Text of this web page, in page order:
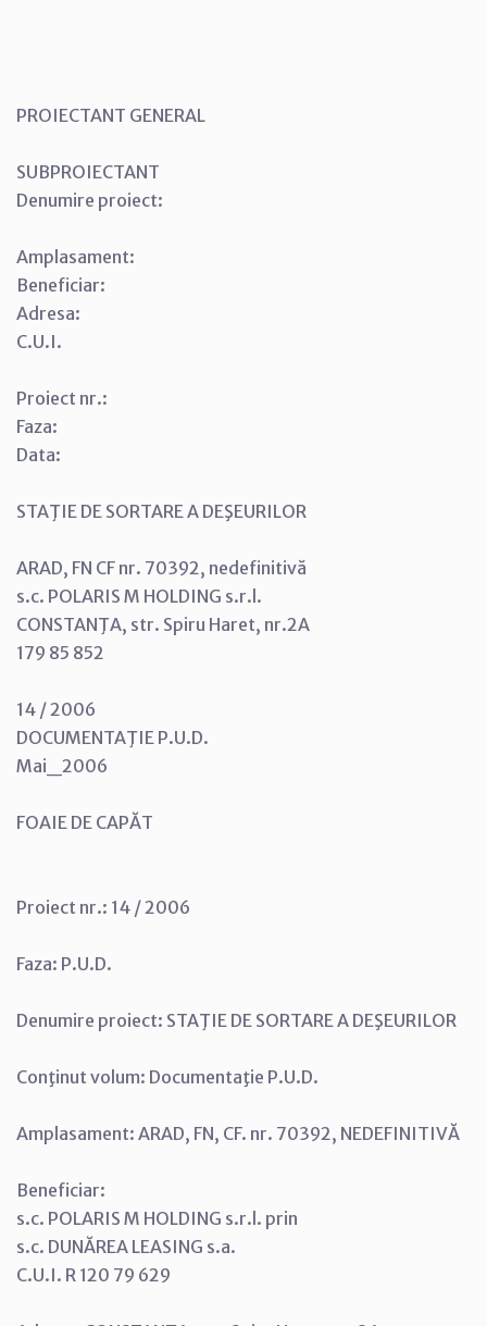
PROIECTANT GENERAL
SUBPROIECTANT
Denumire proiect:
Amplasament:
Beneficiar:
Adresa:
C.U.I.
Proiect nr.:
Faza:
Data:
STAŢIE DE SORTARE A DEŞEURILOR
ARAD, FN CF nr. 70392, nedefinitivă
s.c. POLARIS M HOLDING s.r.l.
CONSTANŢA, str. Spiru Haret, nr.2A
179 85 852
14 / 2006
DOCUMENTAŢIE P.U.D.
Mai_2006
FOAIE DE CAPĂT
Proiect nr.: 14 / 2006
Faza: P.U.D.
Denumire proiect: STAŢIE DE SORTARE A DEŞEURILOR
Conţinut volum: Documentaţie P.U.D.
Amplasament: ARAD, FN, CF. nr. 70392, NEDEFINITIVĂ
Beneficiar:
s.c. POLARIS M HOLDING s.r.l. prin
s.c. DUNĂREA LEASING s.a.
C.U.I. R 120 79 629